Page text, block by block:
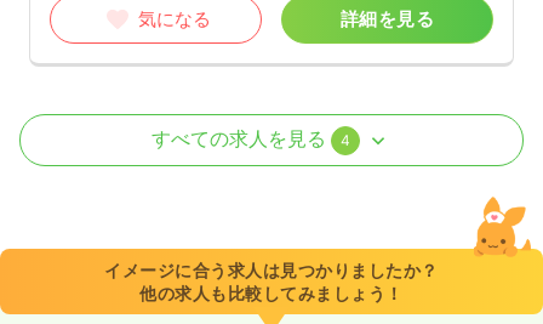
気になる 詳細を見る
救急外来 正看護師
8:30～17:00
4週8休以上
月給36万円以上可
すべての求人を見る 4
イメージに合う求人は見つかりましたか？
他の求人も比較してみましょう！